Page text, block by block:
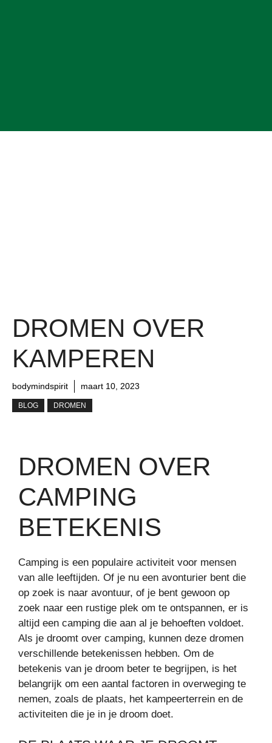
DROMEN OVER
KAMPEREN
bodymindspirit maart 10, 2023
BLOG DROMEN
DROMEN OVER
CAMPING
BETEKENIS
Camping is een populaire activiteit voor mensen
van alle leeftijden. Of je nu een avonturier bent die
op zoek is naar avontuur, of je bent gewoon op
zoek naar een rustige plek om te ontspannen, er is
altijd een camping die aan al je behoeften voldoet.
Als je droomt over camping, kunnen deze dromen
verschillende betekenissen hebben. Om de
betekenis van je droom beter te begrijpen, is het
belangrijk om een aantal factoren in overweging te
nemen, zoals de plaats, het kampeerterrein en de
activiteiten die je in je droom doet.